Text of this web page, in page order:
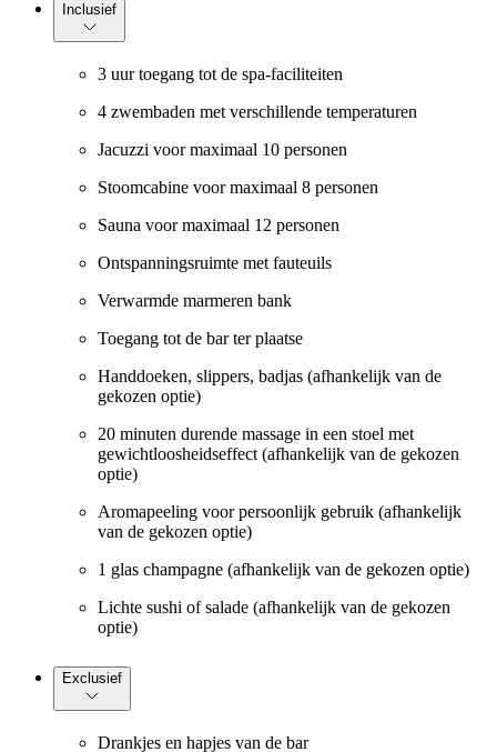
Inclusief
3 uur toegang tot de spa-faciliteiten
4 zwembaden met verschillende temperaturen
Jacuzzi voor maximaal 10 personen
Stoomcabine voor maximaal 8 personen
Sauna voor maximaal 12 personen
Ontspanningsruimte met fauteuils
Verwarmde marmeren bank
Toegang tot de bar ter plaatse
Handdoeken, slippers, badjas (afhankelijk van de
gekozen optie)
20 minuten durende massage in een stoel met
gewichtloosheidseffect (afhankelijk van de gekozen
optie)
Aromapeeling voor persoonlijk gebruik (afhankelijk
van de gekozen optie)
1 glas champagne (afhankelijk van de gekozen optie)
Lichte sushi of salade (afhankelijk van de gekozen
optie)
Exclusief
Drankjes en hapjes van de bar